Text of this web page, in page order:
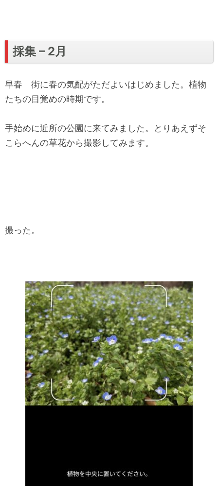
採集 – 2月
早春 街に春の気配がただよいはじめました。植物
たちの目覚めの時期です。
手始めに近所の公園に来てみました。とりあえずそ
こらへんの草花から撮影してみます。
撮った。